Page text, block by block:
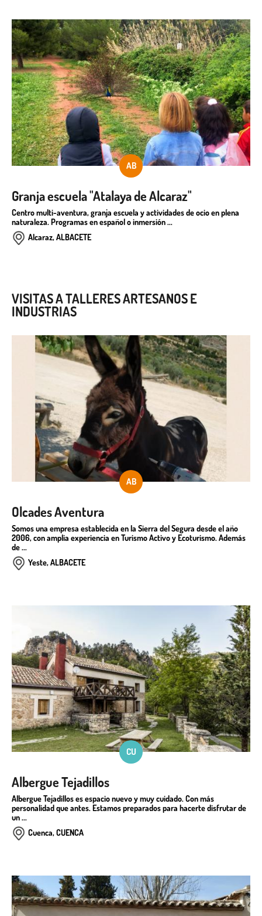
AB
Granja escuela "Atalaya de Alcaraz"
Centro multi-aventura, granja escuela y actividades de ocio en plena
naturaleza. Programas en español o inmersión ...
Alcaraz, ALBACETE
VISITAS A TALLERES ARTESANOS E
INDUSTRIAS
AB
Olcades Aventura
Somos una empresa establecida en la Sierra del Segura desde el año
2006, con amplia experiencia en Turismo Activo y Ecoturismo. Además
de ...
Yeste, ALBACETE
CU
Albergue Tejadillos
Albergue Tejadillos es espacio nuevo y muy cuidado. Con más
personalidad que antes. Estamos preparados para hacerte disfrutar de
un ...
Cuenca, CUENCA